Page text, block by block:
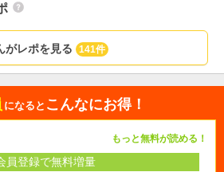
がレポを見る 141件
になると こんなにお得！
もっと無料が読める！
員登録で無料増量